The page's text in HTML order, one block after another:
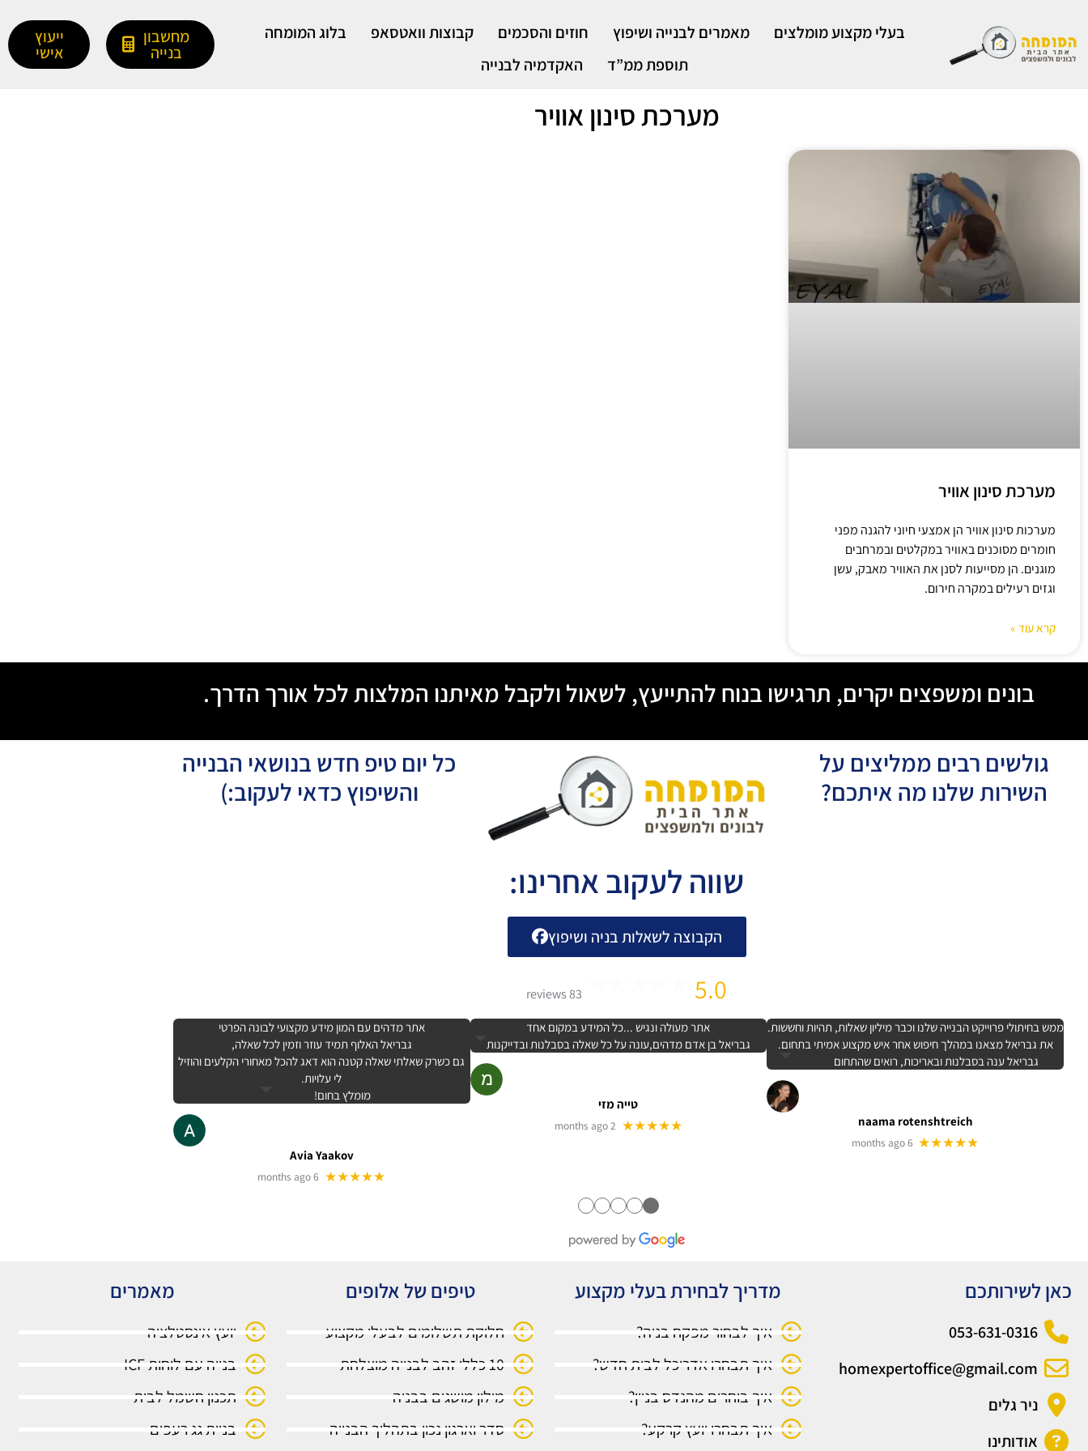
בעלי מקצוע מומלצים מאמרים לבנייה ושיפוץ חוזים והסכמים קבוצות וואטסאפ
בלוג המומחה
תוספת ממ”ד
האקדמיה לבנייה
מחשבון
בנייה
ייעוץ
אישי
מערכת סינון אוויר
מערכת סינון אוויר
מערכות סינון אוויר הן אמצעי חיוני להגנה מפני
חומרים מסוכנים באוויר במקלטים ובמרחבים
מוגנים. הן מסייעות לסנן את האוויר מאבק, עשן
וגזים רעילים במקרה חירום.
קרא עוד »
בונים ומשפצים יקרים, תרגישו בנוח להתייעץ, לשאול ולקבל מאיתנו המלצות לכל אורך הדרך.
גולשים רבים ממליצים על
השירות שלנו מה איתכם?
שווה לעקוב אחרינו:
הקבוצה לשאלות בניה ושיפוץ
כל יום טיפ חדש בנושאי הבנייה
והשיפוץ כדאי לעקוב:)
5.0
83 reviews
ממש בחיתולי פרוייקט הבנייה שלנו וכבר מיליון שאלות, תהיות וחששות.
את גבריאל מצאנו במהלך חיפוש אחר איש מקצוע אמיתי בתחום.
גבריאל ענה בסבלנות ובאריכות, רואים שהתחום
naama rotenshtreich
★★★★★
6 months ago
אתר מעולה ונגיש ...כל המידע במקום אחד
גבריאל בן אדם מדהים,עונה על כל שאלה בסבלנות ובדייקנות
טייה מזי
★★★★★
2 months ago
אתר מדהים עם המון מידע מקצועי לבונה הפרטי
גבריאל האלוף תמיד עוזר וזמין לכל שאלה,
גם כשרק שאלתי שאלה קטנה הוא דאג להכל מאחורי הקלעים והוזיל
לי עלויות.
מומלץ בחום!
Avia Yaakov
★★★★★
6 months ago
●
●
●
●
●
כאן לשירותכם
053-631-0316
homexpertoffice@gmail.com
ניר גלים
אודותינו
מדריך לבחירת בעלי מקצוע
איך לבחור מפקח בניה?
איך תבחרו אדריכל לבית חדש?
איך בוחרים מהנדס בניין?
איך תבחרו יועץ קרקע?
טיפים של אלופים
חלוקת תשלומים לבעלי מקצוע
10 כללי זהב לבנייה מוצלחת
מילון מושגים בבניה
סדר וארגון נכון בתהליך הבנייה
מאמרים
יועץ אינסטלציה
בנייה עם לוחות ICF
תכנון חשמל לבית
בניית גג רעפים